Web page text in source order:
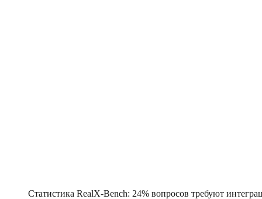
Статистика RealX-Bench: 24% вопросов требуют